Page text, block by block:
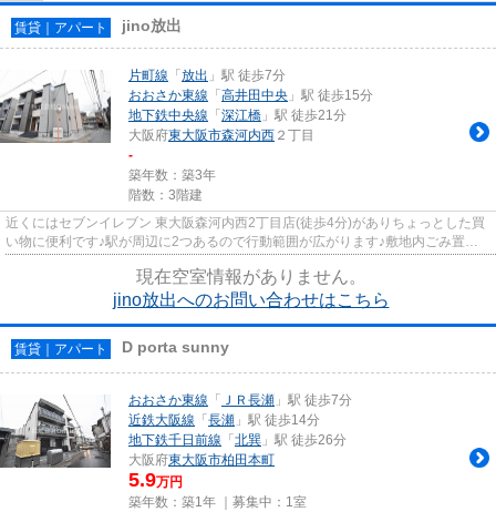
賃貸｜アパート jino放出
片町線 「放出 」駅 徒歩7分
おおさか東線 「高井田中央 」駅 徒歩15分
地下鉄中央線 「深江橋 」駅 徒歩21分
大阪府東大阪市森河内西 ２丁目
-
築年数：築3年
階数：3階建
近くにはセブンイレブン 東大阪森河内西2丁目店(徒歩4分)がありちょっとした買
い物に便利です♪駅が周辺に2つあるので行動範囲が広がります♪敷地内ごみ置き
場がある物件です♪通風良好で...
現在空室情報がありません。
jino放出へのお問い合わせはこちら
賃貸｜アパート D porta sunny
おおさか東線 「 ＪＲ長瀬 」駅 徒歩7分
近鉄大阪線 「長瀬 」駅 徒歩14分
地下鉄千日前線 「北巽 」駅 徒歩26分
大阪府東大阪市柏田本町
5.9万円
築年数：築1年 ｜募集中： 1室